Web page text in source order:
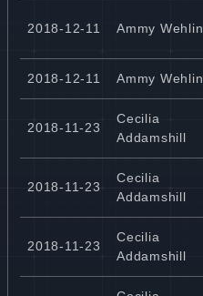
2018-12-11 Ammy Wehlin
2018-12-11 Ammy Wehlin
2018-11-23
Cecilia
Addamshill
2018-11-23
Cecilia
Addamshill
2018-11-23
Cecilia
Addamshill